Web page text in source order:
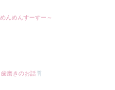
んめんすーすー～
磨きのお話